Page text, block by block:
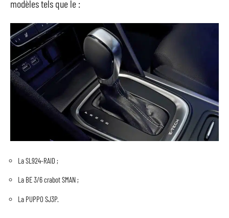
modèles tels que le :
La SL924-RAID ;
La BE 3/6 crabot SMAN ;
La PUPPO SJ3P.